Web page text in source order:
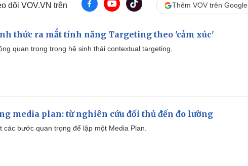
dõi VOV.VN trên Thêm VOV trên Google
thức ra mắt tính năng Targeting theo 'cảm xúc'
quan trọng trong hệ sinh thái contextual targeting.
media plan: từ nghiên cứu đối thủ đến đo lường
các bước quan trọng để lập một Media Plan.